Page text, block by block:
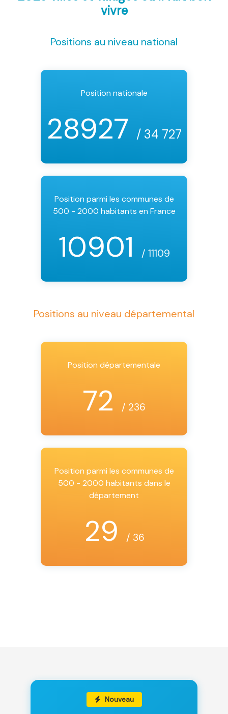
vivre
Positions au niveau national
Position nationale
28927 / 34 727
Position parmi les communes de
500 - 2000 habitants en France
10901 / 11109
Positions au niveau départemental
Position départementale
72 / 236
Position parmi les communes de
500 - 2000 habitants dans le
département
29 / 36
Nouveau